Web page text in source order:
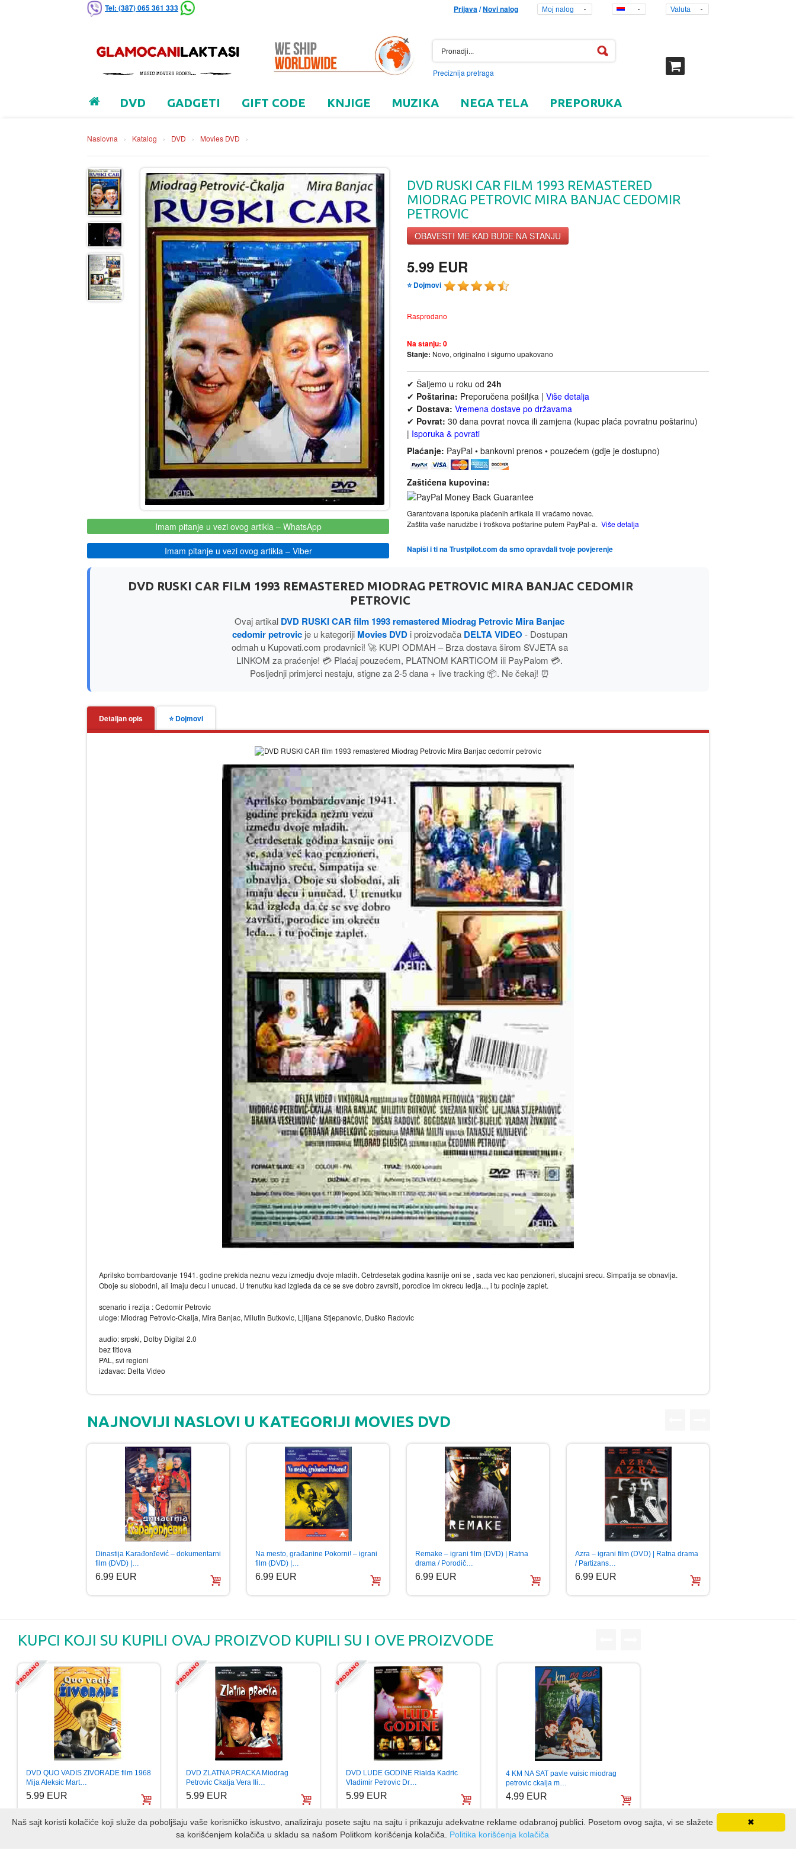
Tel: (387) 065 361 333 Prijava/Novi nalog Moj nalog Valuta
Preciznija pretraga
DVD GADGETI GIFT CODE KNJIGE MUZIKA NEGA TELA PREPORUKA
Naslovna › Katalog › DVD › Movies DVD ›
Imam pitanje u vezi ovog artikla– WhatsApp
Imam pitanje u vezi ovog artikla– Viber
DVD RUSKI CAR FILM 1993 REMASTERED
MIODRAG PETROVIC MIRA BANJAC CEDOMIR
PETROVIC
OBAVESTI ME KAD BUDE NA STANJU
5.99 EUR
⭐ Dojmovi
Rasprodano
Na stanju: 0
Stanje: Novo, originalno i sigurno upakovano
✔ Šaljemo u roku od 24h
✔ Poštarina: Preporučena pošiljka | Više detalja
✔ Dostava: Vremena dostave po državama
✔ Povrat: 30 dana povrat novca ili zamjena (kupac plaća povratnu poštarinu)
| Isporuka & povrati
Plaćanje: PayPal • bankovni prenos • pouzećem (gdje je dostupno)
Zaštićena kupovina:
Garantovana isporuka plaćenih artikala ili vraćamo novac.
Zaštita vaše narudžbe i troškova poštarine putem PayPal-a. Više detalja
Napiši i ti na Trustpilot.com da smo opravdali tvoje povjerenje
DVD RUSKI CAR FILM 1993 REMASTERED MIODRAG PETROVIC MIRA BANJAC CEDOMIR
PETROVIC
Ovaj artikal DVD RUSKI CAR film 1993 remastered Miodrag Petrovic Mira Banjac
cedomir petrovicje u kategoriji Movies DVDi proizvođača DELTA VIDEO - Dostupan
odmah u Kupovati.com prodavnici! 🚀 KUPI ODMAH – Brza dostava širom SVJETA sa
LINKOM za praćenje! 💳 Plaćaj pouzećem, PLATNOM KARTICOM ili PayPalom 💳.
Posljednji primjerci nestaju, stigne za 2-5 dana + live tracking 📦. Ne čekaj! ⏰
Detaljan opis ⭐ Dojmovi
Aprilsko bombardovanje 1941. godine prekida neznu vezu izmedju dvoje mladih. Cetrdesetak godina kasnije oni se , sada vec kao penzioneri, slucajni srecu. Simpatija se obnavlja.
Oboje su slobodni, ali imaju decu i unucad. U trenutku kad izgleda da ce se sve dobro zavrsiti, porodice im okrecu ledja..., i tu pocinje zaplet.
scenario i rezija : Cedomir Petrovic
uloge: Miodrag Petrovic-Ckalja, Mira Banjac, Milutin Butkovic, Ljiljana Stjepanovic, Duško Radovic
audio: srpski, Dolby Digital 2.0
bez titlova
PAL, svi regioni
izdavac: Delta Video
NAJNOVIJI NASLOVI U KATEGORIJI MOVIES DVD
Dinastija Karađorđević – dokumentarni
film (DVD) |…
6.99 EUR
Na mesto, građanine Pokorni! – igrani
film (DVD) |…
6.99 EUR
Remake – igrani film (DVD) | Ratna
drama / Porodič…
6.99 EUR
Azra – igrani film (DVD) | Ratna drama
/ Partizans…
6.99 EUR
KUPCI KOJI SU KUPILI OVAJ PROIZVOD KUPILI SU I OVE PROIZVODE
DVD QUO VADIS ZIVORADE film 1968
Mija Aleksic Mart…
5.99 EUR
DVD ZLATNA PRACKA Miodrag
Petrovic Ckalja Vera Ili…
5.99 EUR
DVD LUDE GODINE Rialda Kadric
Vladimir Petrovic Dr…
5.99 EUR
4 KM NA SAT pavle vuisic miodrag
petrovic ckalja m…
4.99 EUR
✖
Naš sajt koristi kolačiće koji služe da poboljšaju vaše korisničko iskustvo, analiziraju posete sajtu na sajtu i prikazuju adekvatne reklame odabranoj publici. Posetom ovog sajta, vi se slažete
sa korišćenjem kolačiča u skladu sa našom Politkom korišćenja kolačiča. Politika korišćenja kolačiča